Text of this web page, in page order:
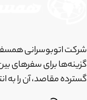
شرکت اتوبوسرانی
گزینه‌ها برای سفرهای
گسترده مقاصد، آن را